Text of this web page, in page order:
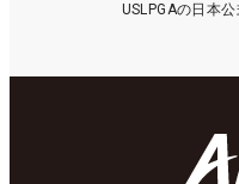
USLPGAの日本